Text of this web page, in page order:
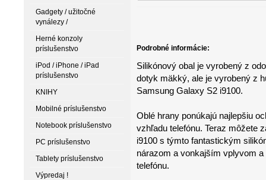
Gadgety / užitočné
vynálezy /
Herné konzoly
príslušenstvo
iPod / iPhone / iPad
príslušenstvo
KNIHY
Mobilné príslušenstvo
Notebook príslušenstvo
PC príslušenstvo
Tablety príslušenstvo
Výpredaj !
Podrobné informácie:
Silikónový obal je vyrobený z
dotyk mäkký, ale je vyrobený z
Samsung Galaxy S2 i9100.
Oblé hrany ponúkajú najlepšiu
vzhľadu telefónu. Teraz môžete
i9100 s týmto fantastickým
nárazom a vonkajším vplyvom
telefónu.